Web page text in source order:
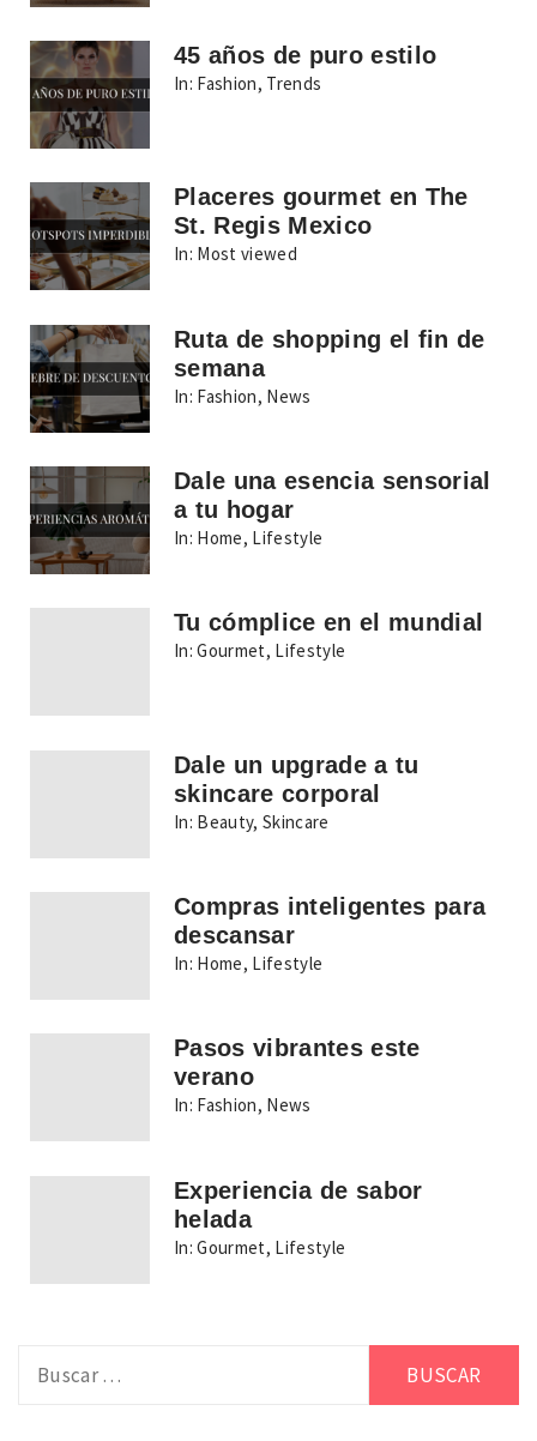
45 años de puro estilo
In: Fashion, Trends
Placeres gourmet en The
St. Regis Mexico
In: Most viewed
Ruta de shopping el fin de
semana
In: Fashion, News
Dale una esencia sensorial
a tu hogar
In: Home, Lifestyle
Tu cómplice en el mundial
In: Gourmet, Lifestyle
Dale un upgrade a tu
skincare corporal
In: Beauty,Skincare
Compras inteligentes para
descansar
In: Home, Lifestyle
Pasos vibrantes este
verano
In: Fashion, News
Experiencia de sabor
helada
In: Gourmet, Lifestyle